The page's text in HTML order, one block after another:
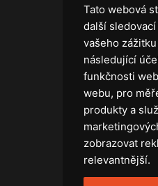
Tato webová
další
vašeho
následující
funkčnosti
webu, pro
produkty a
zobrazovat
relevantnější.
Osvětlovací